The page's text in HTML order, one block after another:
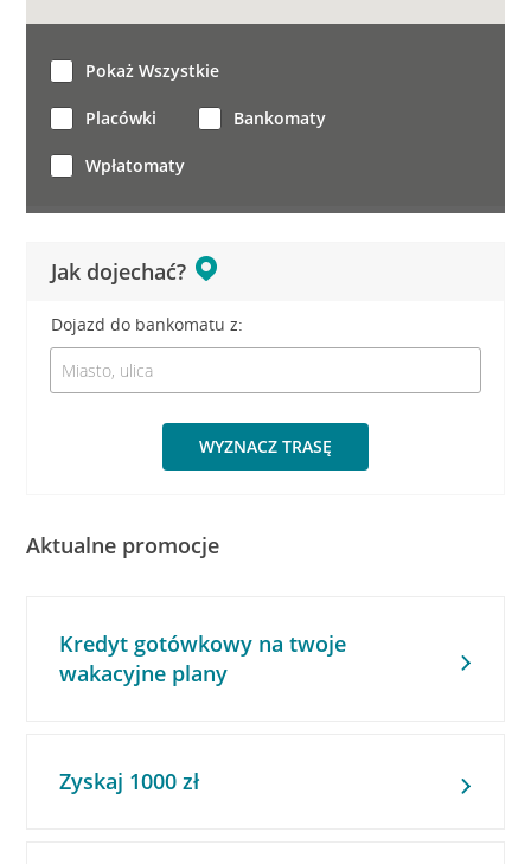
Jak dojechać?
Dojazd do bankomatu z:
WYZNACZ TRASĘ
Pokaż Wszystkie
Placówki Bankomaty
Wpłatomaty
Aktualne promocje
Kredyt gotówkowy na twoje
wakacyjne plany
Zyskaj 1000 zł